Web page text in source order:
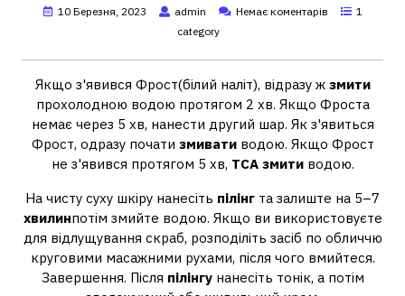
10 Березня, 2023 admin Немає коментарів
1
category
Якщо з'явився Фрост(білий наліт), відразу ж змити
прохолодною водою протягом 2 хв. Якщо Фроста
немає через 5 хв, нанести другий шар. Як з'явиться
Фрост, одразу почати змивативодою. Якщо Фрост
не з'явився протягом 5 хв, ТСА змитиводою.
На чисту суху шкіру нанесіть пілінг та залиште на 5–7
хвилинпотім змийте водою. Якщо ви використовуєте
для відлущування скраб, розподіліть засіб по обличчю
круговими масажними рухами, після чого вмийтеся.
Завершення. Після пілінгунанесіть тонік, а потім